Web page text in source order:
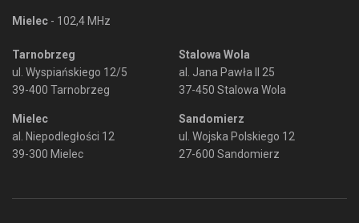
Mielec - 102,4 MHz
Tarnobrzeg
ul. Wyspiańskiego 12/5
39-400 Tarnobrzeg
Mielec
al. Niepodległości 12
39-300 Mielec
Stalowa Wola
al. Jana Pawła II 25
37-450 Stalowa Wola
Sandomierz
ul. Wojska Polskiego 12
27-600 Sandomierz